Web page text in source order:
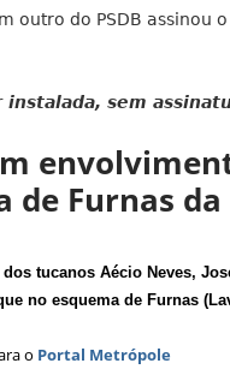
outro do PSDB assinou
instalada, sem
de Furnas da
tucanos Aécio Neves,
no esquema de Furnas
o Portal Metrópole